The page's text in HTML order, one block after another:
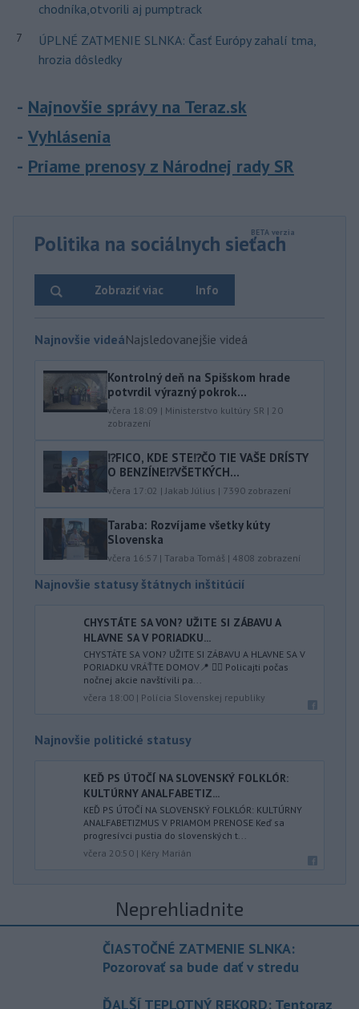
chodníka,otvorili aj pumptrack
7
ÚPLNÉ ZATMENIE SLNKA: Časť Európy zahalí tma,
hrozia dôsledky
Najnovšie správy na Teraz.sk
Vyhlásenia
Priame prenosy z Národnej rady SR
Politika na sociálnych sieťach
Info
Zobraziť viac
Najnovšie videáNajsledovanejšie videá
Kontrolný deň na Spišskom hrade
potvrdil výrazný pokrok...
včera 18:09 | Ministerstvo kultúry SR | 20
zobrazení
⁉️FICO, KDE STE⁉️ČO TIE VAŠE DRÍSTY
O BENZÍNE⁉️VŠETKÝCH...
včera 17:02 |Jakab Július | 7390 zobrazení
Taraba: Rozvíjame všetky kúty
Slovenska
včera 16:57 | Taraba Tomáš | 4808 zobrazení
Najnovšie statusy štátnych inštitúcií
CHYSTÁTE SA VON? UŽITE SI ZÁBAVU A
HLAVNE SA V PORIADKU...
CHYSTÁTE SA VON? UŽITE SI ZÁBAVU A HLAVNE SA V
PORIADKU VRÁŤTE DOMOV📍 👮‍♂️ Policajti počas
nočnej akcie navštívili pa...
včera 18:00 | Polícia Slovenskej republiky
Najnovšie politické statusy
KEĎ PS ÚTOČÍ NA SLOVENSKÝ FOLKLÓR:
KULTÚRNY ANALFABETIZ...
KEĎ PS ÚTOČÍ NA SLOVENSKÝ FOLKLÓR: KULTÚRNY
ANALFABETIZMUS V PRIAMOM PRENOSE Keď sa
progresívci pustia do slovenských t...
včera 20:50 | Kéry Marián
Neprehliadnite
ČIASTOČNÉ ZATMENIE SLNKA:
Pozorovať sa bude dať v stredu
ĎALŠÍ TEPLOTNÝ REKORD: Tentoraz